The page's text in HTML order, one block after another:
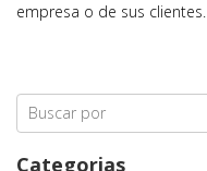
empresa o de sus clientes.
Search
for:
Categorias